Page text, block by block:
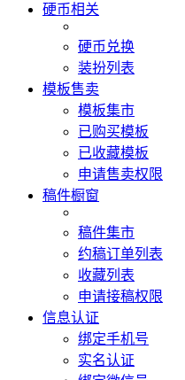
硬币相关
硬币兑换
装扮列表
模板售卖
模板集市
已购买模板
已收藏模板
申请售卖权限
稿件橱窗
稿件集市
约稿订单列表
收藏列表
申请接稿权限
信息认证
绑定手机号
实名认证